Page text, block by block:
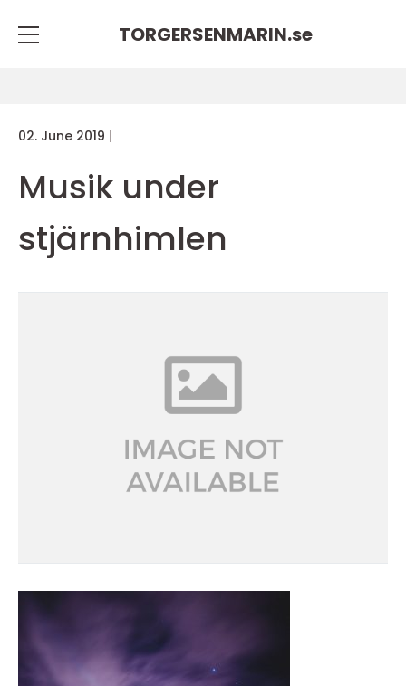
TORGERSENMARIN.se
02. June 2019
Musik under
stjärnhimlen